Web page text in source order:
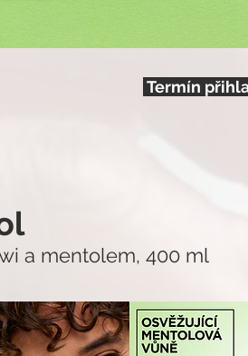
Termín
a mentolem, 400 ml